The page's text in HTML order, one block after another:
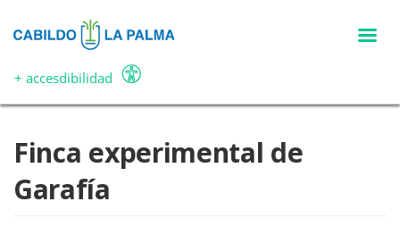
principal
+ accesdibilidad
Finca experimental de
Garafía